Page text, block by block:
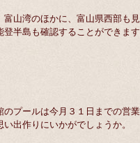
山湾のほかに、富山県西部も見
登半島も確認することができます
プールは今月３１日までの営業
出作りにいかがでしょうか。